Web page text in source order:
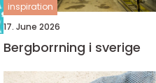
inspiration
17. June 2026
Bergborrning i sverige